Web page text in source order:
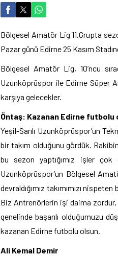
Bölgesel Amatör Lig 11.Grupta
Pazar günü Edirne 25 Kasım
Bölgesel Amatör Lig, 10’ncu
Uzunköprüspor ile Edirne Süper
karşıya gelecekler.
Öntaş: Kazanan Edirne futbolu
Yeşil-Sarılı Uzunköprüspor’un
bir takım olduğunu gördük.
bu sezon yaptığımız işler
Uzunköprüspor’un Bölgesel
devraldığımız takımımızı
Biz Antrenörlerin işi daima zordur,
genelinde başarılı olduğumuzu
kazanan Edirne futbolu olsun.
Ali Kemal Demir